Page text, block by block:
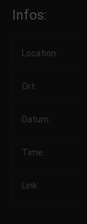
Infos:
Location:
Ort:
Datum:
Time:
Link: